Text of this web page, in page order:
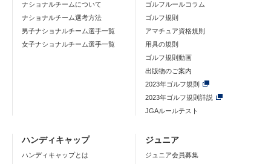
ナショナルチームについて
ナショナルチーム選考方法
男子ナショナルチーム選手一覧
女子ナショナルチーム選手一覧
ゴルフルールコラム
ゴルフ規則
アマチュア資格規則
用具の規則
ゴルフ規則動画
出版物のご案内
2023年ゴルフ規則
2023年ゴルフ規則詳説
JGAルールテスト
ハンディキャップ
ハンディキャップとは
ジュニア
ジュニア会員募集